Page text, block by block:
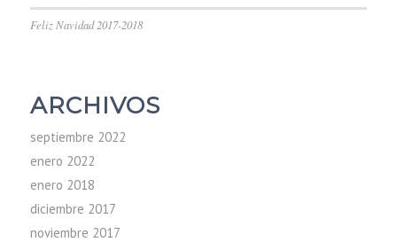
Feliz Navidad 2017-2018
ARCHIVOS
septiembre 2022
enero 2022
enero 2018
diciembre 2017
noviembre 2017